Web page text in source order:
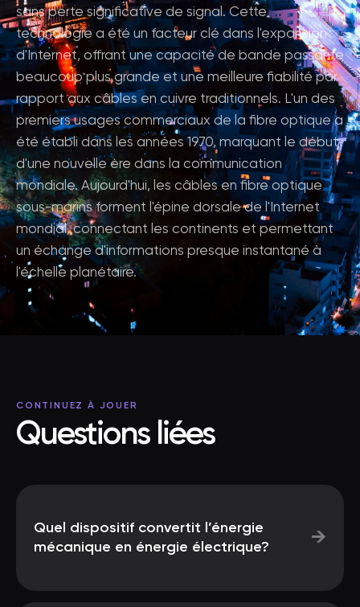
sans perte significative de signal. Cette
technologie a été un facteur clé dans l'expansion
d'Internet, offrant une capacité de bande passante
beaucoup plus grande et une meilleure fiabilité par
rapport aux câbles en cuivre traditionnels. L'un des
premiers usages commerciaux de la fibre optique a
été établi dans les années 1970, marquant le début
d'une nouvelle ère dans la communication
mondiale. Aujourd'hui, les câbles en fibre optique
sous-marins forment l'épine dorsale de l'Internet
mondial, connectant les continents et permettant
un échange d'informations presque instantané à
l'échelle planétaire.
CONTINUEZ À JOUER
Questions liées
Quel dispositif convertit l’énergie
mécanique en énergie électrique?
→